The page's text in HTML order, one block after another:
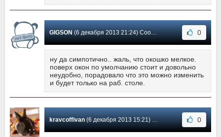
GIGSON(6 декабря 2013 21:24) Сообщение #6 0
ну да симпотично.. жаль, что окошко мелкое.
поверх окон по умолчанию стоит и довольно
неудобно, порадовало что это можно изменить
и будет только на раб. столе.
kravcoffivan(6 декабря 2013 15:21) Сообщение #5 0